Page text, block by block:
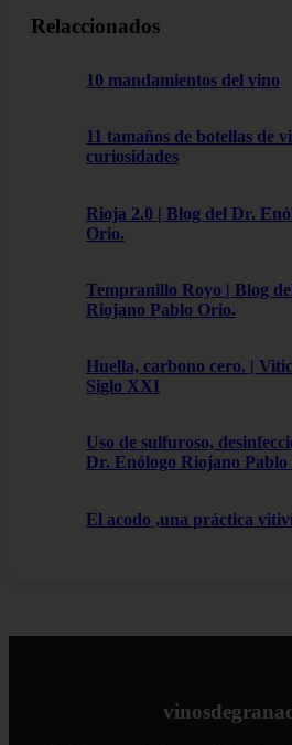
Relaccionados
10 mandamientos del vino
11 tamaños de botellas de
curiosidades
Rioja 2.0 | Blog del Dr.
Orio.
Tempranillo Royo | Blog
Riojano Pablo Orio.
Huella, carbono cero. |
Siglo XXI
Uso de sulfuroso,
Dr. Enólogo Riojano Pablo
El acodo ,una práctica